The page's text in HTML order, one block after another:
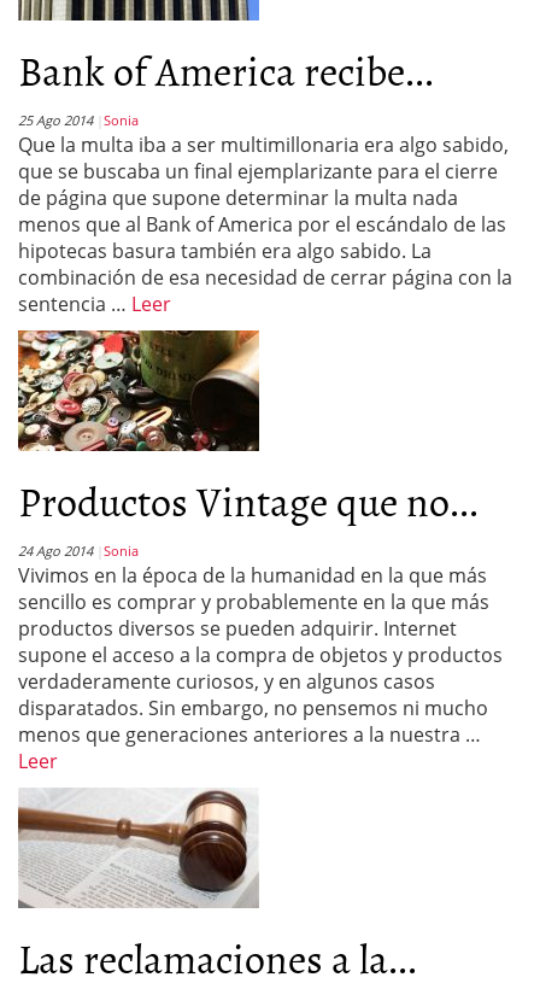
Bank of America recibe...
25 Ago 2014 Sonia
Que la multa iba a ser multimillonaria era algo sabido,
que se buscaba un final ejemplarizante para el cierre
de página que supone determinar la multa nada
menos que al Bank of America por el escándalo de las
hipotecas basura también era algo sabido. La
combinación de esa necesidad de cerrar página con la
sentencia … Leer
Productos Vintage que no...
24 Ago 2014 Sonia
Vivimos en la época de la humanidad en la que más
sencillo es comprar y probablemente en la que más
productos diversos se pueden adquirir. Internet
supone el acceso a la compra de objetos y productos
verdaderamente curiosos, y en algunos casos
disparatados. Sin embargo, no pensemos ni mucho
menos que generaciones anteriores a la nuestra …
Leer
Las reclamaciones a la...